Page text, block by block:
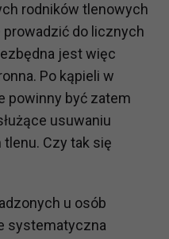
rodników tlenowych
do licznych
jest więc
Po kąpieli w
powinny być zatem
usuwaniu
Czy tak się
u osób
systematyczna